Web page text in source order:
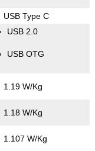
USB Type C
USB 2.0
USB OTG
1.19 W/Kg
1.18 W/Kg
1.107 W/Kg